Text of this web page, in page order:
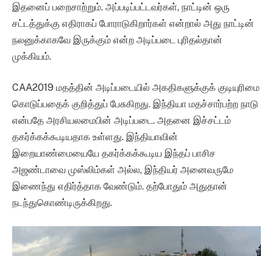
இதனைப் பறைசாற்றும். அப்படிப்பட்டவர்கள், நாட்டின் ஒரு
சட்டத்துக்கு எதிராகப் போராடுகிறார்கள் என்றால் அது நாட்டின்
நலனுக்காகவே இருக்கும் என்ற அடிப்படை புரிதல்தான்
முக்கியம்.
CAA2019 மதத்தின் அடிப்படையில் அகதிகளுக்குக் குடியுரிமை
கொடுப்பதைக் குறித்துப் பேசுகிறது. இந்தியா மதச்சார்பற்ற நாடு
என்பதே அரசியலமைபின் அடிப்படை. அதனை இச்சட்டம்
தகர்க்கக்கூடியதாக உள்ளது. இந்தியாவின்
இறையாண்மையையே தகர்க்கக்கூடிய இந்தப் பாசிச
அஜண்டாவை முஸ்லிம்கள் அல்ல, இந்தியர் அனைவருமே
இணைந்து எதிர்த்தாக வேண்டும். தற்போதும் அதுதான்
நடந்துகொண்டிருக்கிறது.